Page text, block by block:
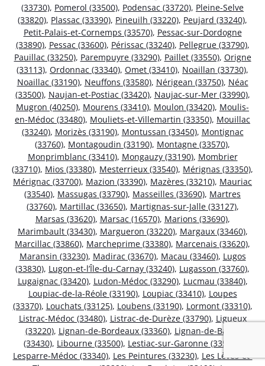
(33730), Pomerol (33500), Podensac (33720), Pleine-Selve
(33820), Plassac (33390), Pineuilh (33220), Peujard (33240),
Petit-Palais-et-Cornemps (33570), Pessac-sur-Dordogne
(33890), Pessac (33600), Périssac (33240), Pellegrue (33790),
Pauillac (33250), Parempuyre (33290), Paillet (33550), Origne
(33113), Ordonnac (33340), Omet (33410), Noaillan (33730),
Noaillac (33190), Neuffons (33580), Nérigean (33750), Néac
(33500), Naujan-et-Postiac (33420), Naujac-sur-Mer (33990),
Mugron (40250), Mourens (33410), Moulon (33420), Moulis-
en-Médoc (33480), Mouliets-et-Villemartin (33350), Mouillac
(33240), Morizès (33190), Montussan (33450), Montignac
(33760), Montagoudin (33190), Montagne (33570),
Monprimblanc (33410), Mongauzy (33190), Mombrier
(33710), Mios (33380), Mesterrieux (33540), Mérignas (33350),
Mérignac (33700), Mazion (33390), Mazères (33210), Mauriac
(33540), Massugas (33790), Masseilles (33690), Martres
(33760), Martillac (33650), Martignas-sur-Jalle (33127),
Marsas (33620), Marsac (16570), Marions (33690),
Marimbault (33430), Margueron (33220), Margaux (33460),
Marcillac (33860), Marcheprime (33380), Marcenais (33620),
Maransin (33230), Madirac (33670), Macau (33460), Lugos
(33830), Lugon-et-l’Île-du-Carnay (33240), Lugasson (33760),
Lugaignac (33420), Ludon-Médoc (33290), Lucmau (33840),
Loupiac-de-la-Réole (33190), Loupiac (33410), Loupes
(33370), Louchats (33125), Loubens (33190), Lormont (33310),
Listrac-Médoc (33480), Listrac-de-Durèze (33790), Ligueux
(33220), Lignan-de-Bordeaux (33360), Lignan-de-Bazas
(33430), Libourne (33500), Lestiac-sur-Garonne (33550)
Lesparre-Médoc (33340), Les Peintures (33230), Les Lèves-et-